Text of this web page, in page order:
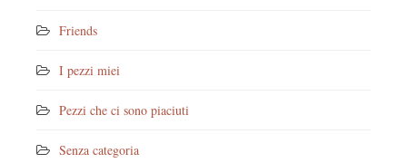
Friends
I pezzi miei
Pezzi che ci sono piaciuti
Senza categoria